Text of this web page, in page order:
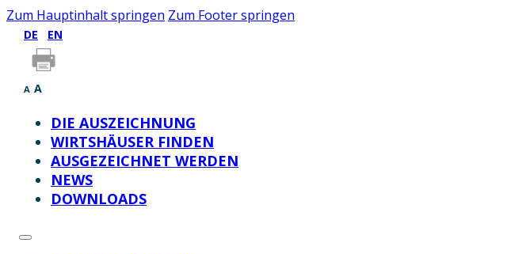
Zum Hauptinhalt springen Zum Footer springen
DE EN
A A
DIE AUSZEICHNUNG
WIRTSHÄUSER FINDEN
AUSGEZEICHNET WERDEN
NEWS
DOWNLOADS